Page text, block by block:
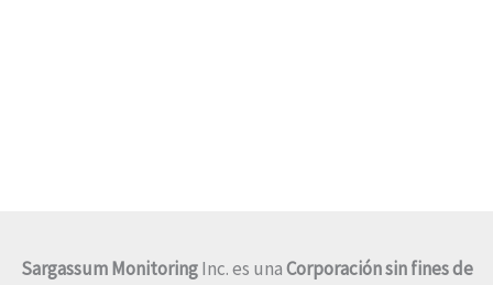
Sargassum MonitoringInc. es unaCorporación sin fines de